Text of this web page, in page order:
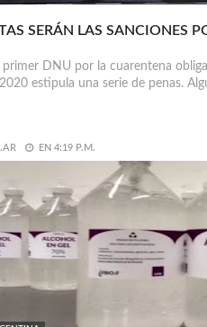
SERÁN LAS SANCIONES
DNU por la cuarentena
estipula una serie de penas.
EN 4:19 P.M.